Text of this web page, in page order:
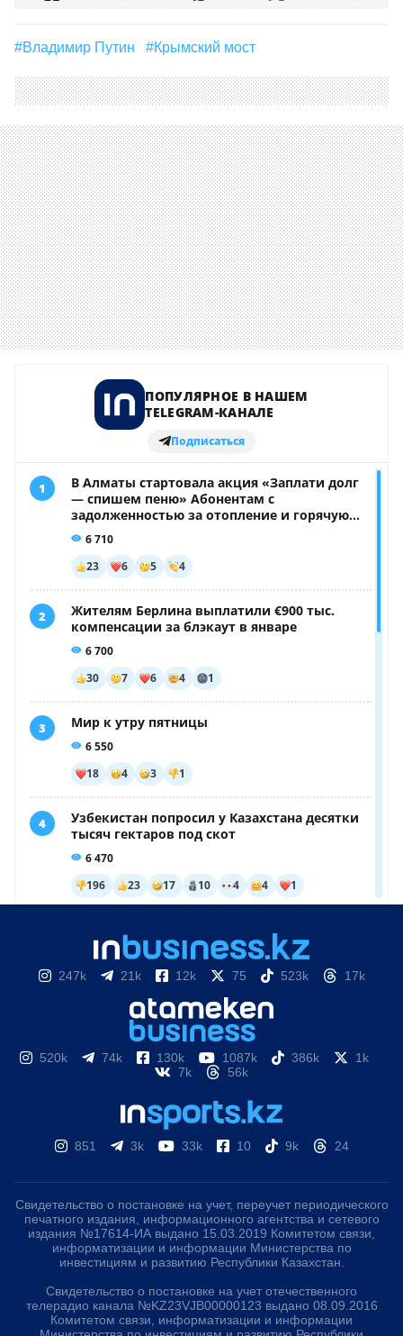
#Владимир Путин #Крымский мост
247k 21k 12k 75 523k 17k
520k 74k 130k 1087k 386k
1k
7k
56k
851 3k 33k 10 9k 24
Свидетельство о постановке на учет, переучет периодического
печатного издания, информационного агентства и сетевого
издания №17614-ИА выдано 15.03.2019 Комитетом связи,
информатизации и информации Министерства по
инвестициям и развитию Республики Казахстан.
Свидетельство о постановке на учет отечественного
телерадио канала №KZ23VJB00000123 выдано 08.09.2016
Комитетом связи, информатизации и информации